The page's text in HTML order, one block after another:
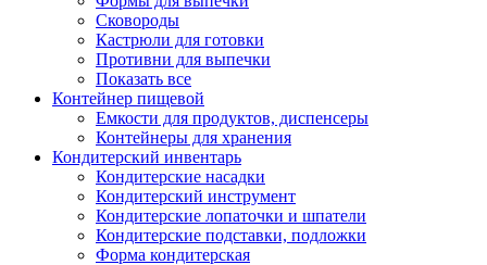
Сковороды
Кастрюли для готовки
Противни для выпечки
Показать все
Контейнер пищевой
Емкости для продуктов, диспенсеры
Контейнеры для хранения
Кондитерский инвентарь
Кондитерские насадки
Кондитерский инструмент
Кондитерские лопаточки и шпатели
Кондитерские подставки, подложки
Форма кондитерская